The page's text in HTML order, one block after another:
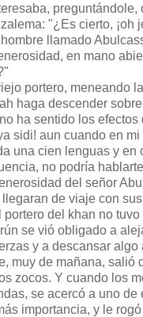
preguntándole,
"¿Es cierto, ¡oh
llamado
en mano
portero, meneando
haga descender
ha sentido los
sidi! aun cuando en
una cien lenguas y en
no podría
del señor
de viaje con
portero del khan no
se vió obligado a
y a descansar algo
muy de mañana, salió
zocos. Y cuando los
se acercó a uno de
importancia, y le